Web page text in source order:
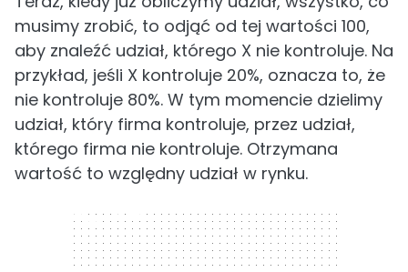
musimy zrobić, to odjąć od tej wartości 100,
aby znaleźć udział, którego X nie kontroluje. Na
przykład, jeśli X kontroluje 20%, oznacza to, że
nie kontroluje 80%. W tym momencie dzielimy
udział, który firma kontroluje, przez udział,
którego firma nie kontroluje. Otrzymana
wartość to względny udział w rynku.
300 x 250